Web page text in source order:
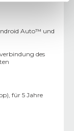
Auto™ und
des
für 5 Jahre